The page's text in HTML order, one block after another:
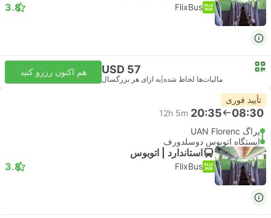
FlixBus
3.8
USD 57
مالیات‌ها لحاظ شده به ازای هر بزرگسال
هم اکنون رزرو کنید
تأیید فوری
08:30
20:35
12h 5m
پراگ UAN Florenc
ایستگاه اتوبوس دوسلدورف
استاندارد | اتوبوس
FlixBus
3.8